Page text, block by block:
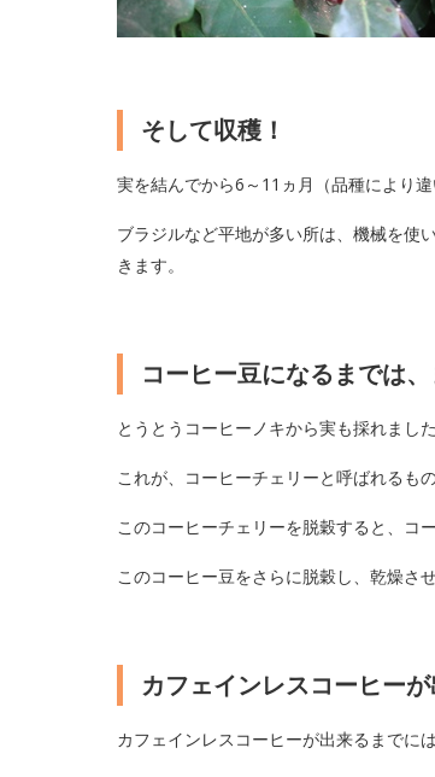
そして収穫！
実を結んでから6～11ヵ月（品種により
ブラジルなど平地が多い所は、機械を使
きます。
コーヒー豆になるまでは
とうとうコーヒーノキから実も採れました
これが、コーヒーチェリーと呼ばれるもの
このコーヒーチェリーを脱穀すると、コ
このコーヒー豆をさらに脱穀し、乾燥さ
カフェインレスコーヒー
カフェインレスコーヒーが出来るまでに